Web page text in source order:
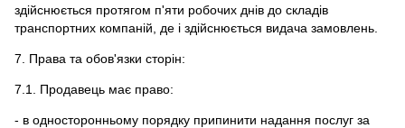
здійснюється протягом п'яти робочих днів до складів
транспортних компаній, де і здійснюється видача замовлень.
7. Права та обов'язки сторін:
7.1. Продавець має право:
- в односторонньому порядку припинити надання послуг за